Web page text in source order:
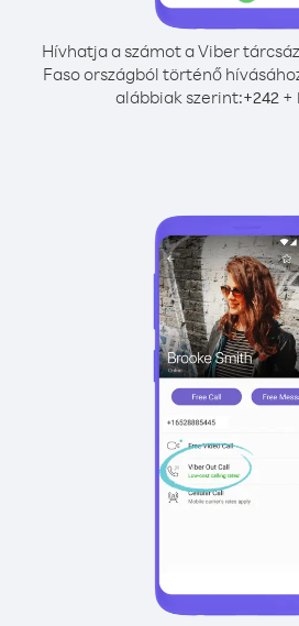
Hívhatja a számot a Viber
Faso országból történő
alábbiak szerint:+242 +